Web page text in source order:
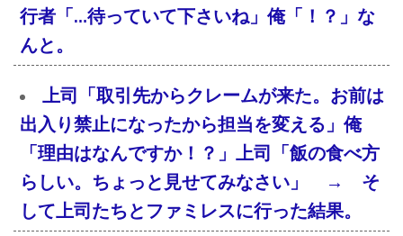
行者「…待っていて下さいね」俺「！？」な
んと。
上司「取引先からクレームが来た。お前は
出入り禁止になったから担当を変える」俺
「理由はなんですか！？」上司「飯の食べ方
らしい。ちょっと見せてみなさい」 → そ
して上司たちとファミレスに行った結果。